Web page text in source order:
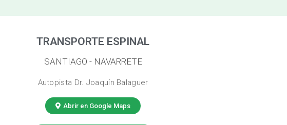
TRANSPORTE ESPINAL
SANTIAGO - NAVARRETE
Autopista Dr. Joaquín Balaguer
Abrir en Google Maps